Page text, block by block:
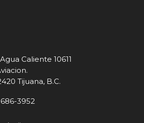
Caliente 10611
Tijuana, B.C.
3952